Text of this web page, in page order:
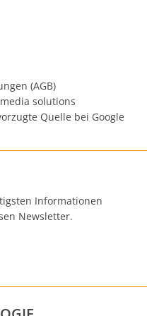
(AGB)
solutions
Quelle bei Google
Informationen
Newsletter.